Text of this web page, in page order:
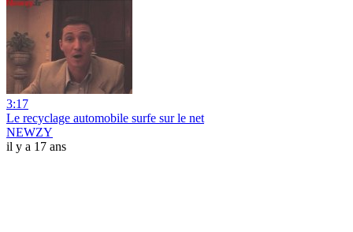
3:17
Le recyclage automobile surfe sur le net
NEWZY
il y a 17 ans